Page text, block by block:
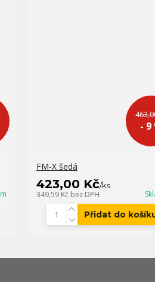
- 9
FM-X šedá
423,00 Kč/ks
349,59 Kč bez DPH
Přidat do